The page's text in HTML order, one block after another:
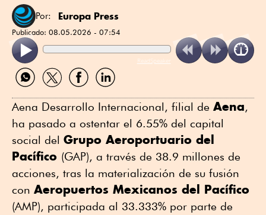
Por: Europa Press
Publicado: 08.05.2026 - 07:54
ReadSpeaker
Compartir
por
Compartir
por
Compartir
por
Compartir
por
Aena Desarrollo Internacional, filial de Aena,
ha pasado a ostentar el 6.55% del capital
social del Grupo Aeroportuario del
Pacífico (GAP), a través de 38.9 millones de
acciones, tras la materialización de su fusión
con Aeropuertos Mexicanos del Pacífico
(AMP), participada al 33.333% por parte de